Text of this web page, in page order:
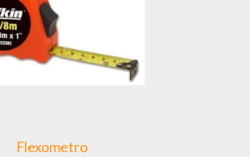
Flexometro